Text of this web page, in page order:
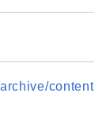
content